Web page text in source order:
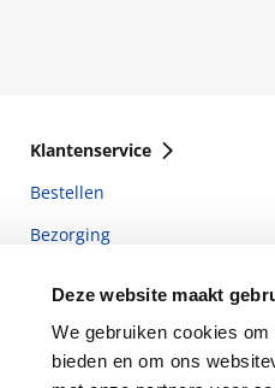
Deze website maakt
We gebruiken cookies
bieden en om ons
Klantenservice
Bestellen
Bezorging
Veelgestelde vragen